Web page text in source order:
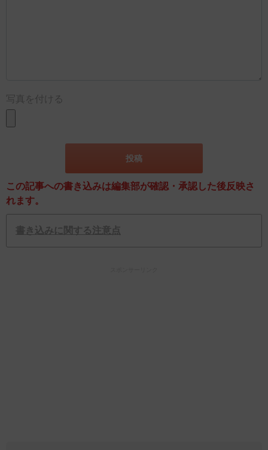
写真を付ける
この記事への書き込みは編集部が確認・承認した後反映さ
れます。
書き込みに関する注意点